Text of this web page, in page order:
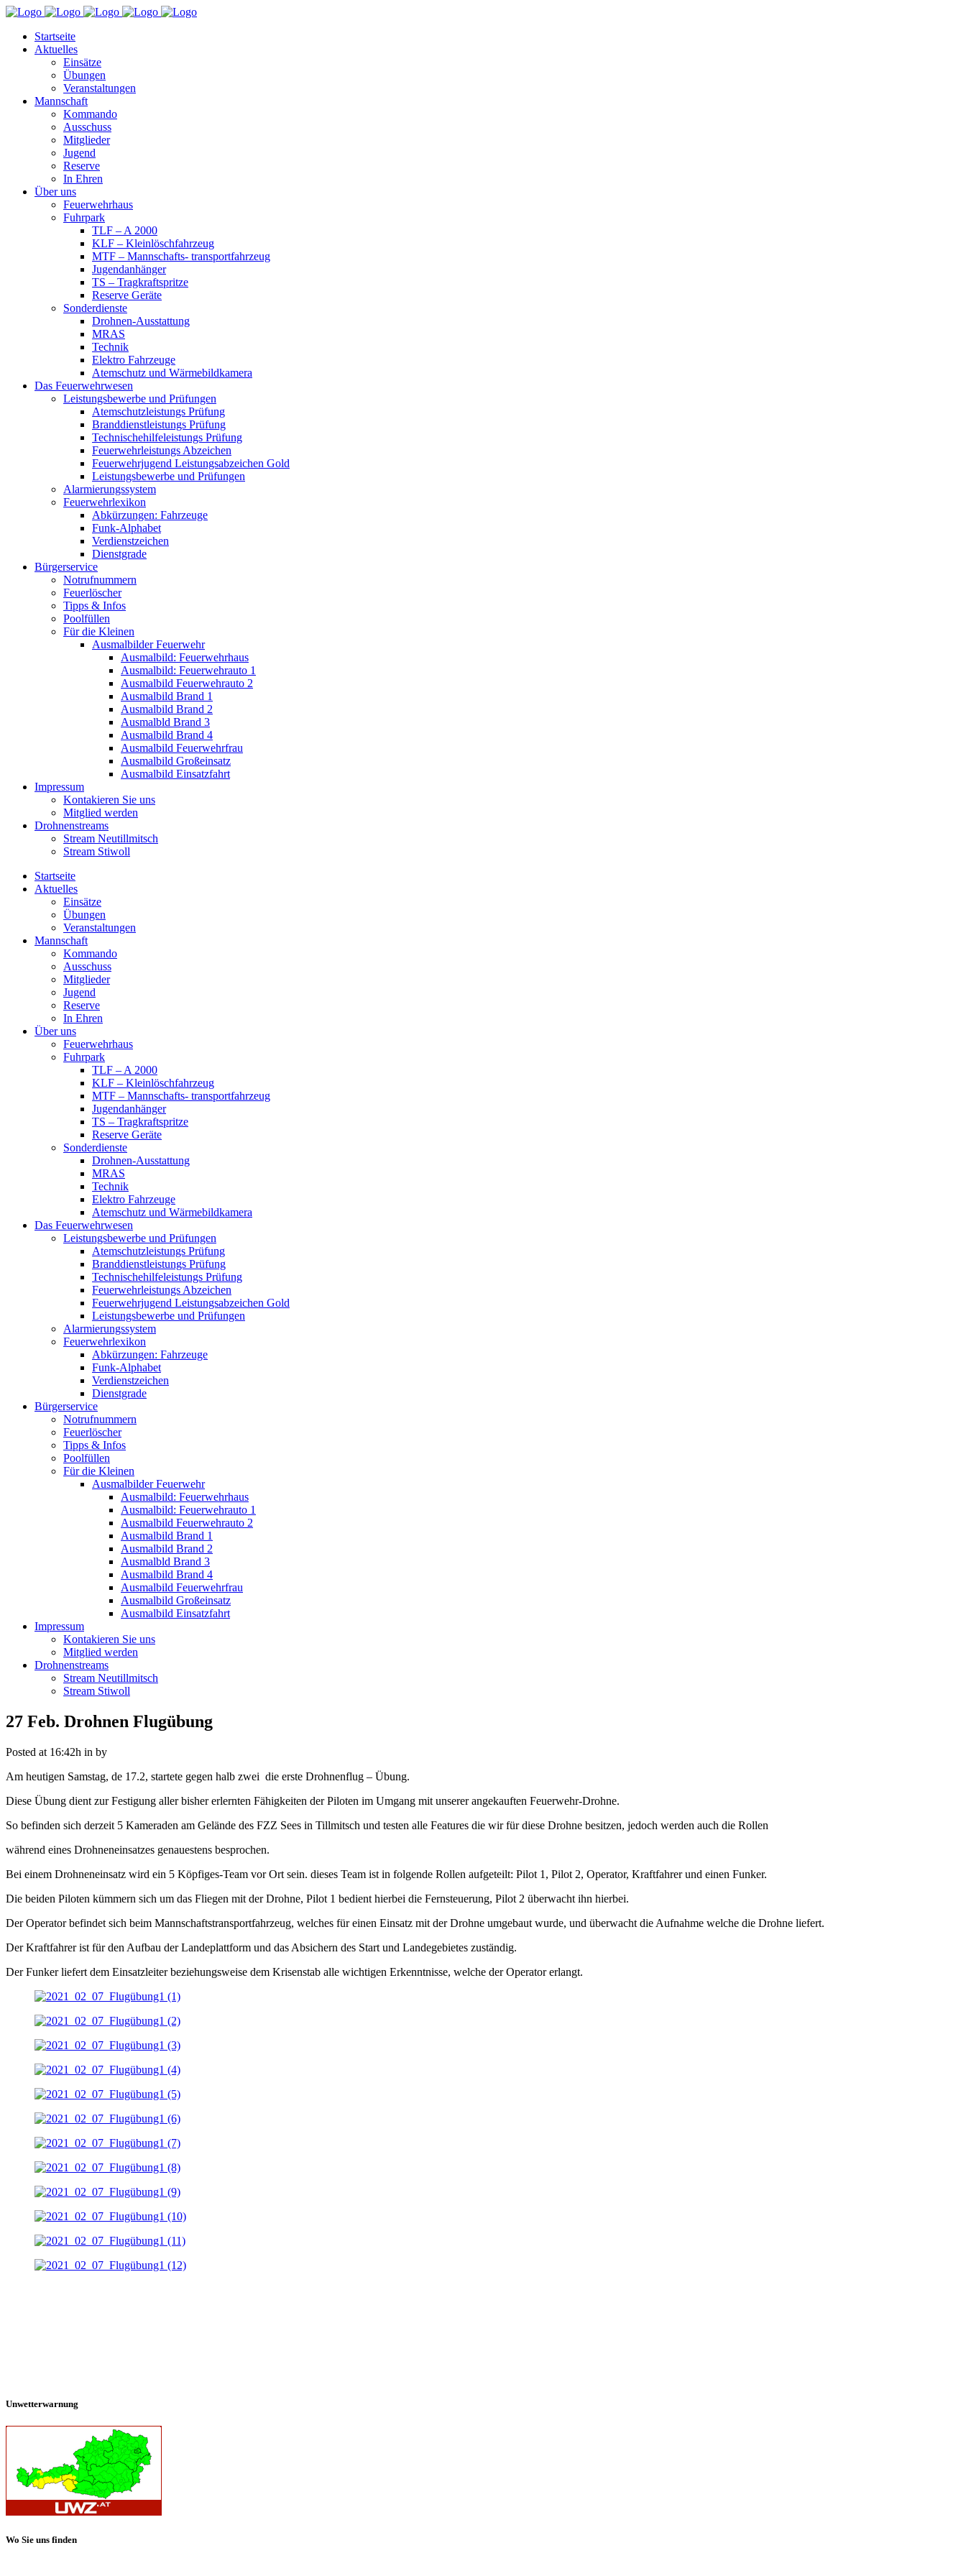
Startseite
Aktuelles
Einsätze
Übungen
Veranstaltungen
Mannschaft
Kommando
Ausschuss
Mitglieder
Jugend
Reserve
In Ehren
Über uns
Feuerwehrhaus
Fuhrpark
TLF – A 2000
KLF – Kleinlöschfahrzeug
MTF – Mannschafts- transportfahrzeug
Jugendanhänger
TS – Tragkraftspritze
Reserve Geräte
Sonderdienste
Drohnen-Ausstattung
MRAS
Technik
Elektro Fahrzeuge
Atemschutz und Wärmebildkamera
Das Feuerwehrwesen
Leistungsbewerbe und Prüfungen
Atemschutzleistungs Prüfung
Branddienstleistungs Prüfung
Technischehilfeleistungs Prüfung
Feuerwehrleistungs Abzeichen
Feuerwehrjugend Leistungsabzeichen Gold
Leistungsbewerbe und Prüfungen
Alarmierungssystem
Feuerwehrlexikon
Abkürzungen: Fahrzeuge
Funk-Alphabet
Verdienstzeichen
Dienstgrade
Bürgerservice
Notrufnummern
Feuerlöscher
Tipps & Infos
Poolfüllen
Für die Kleinen
Ausmalbilder Feuerwehr
Ausmalbild: Feuerwehrhaus
Ausmalbild: Feuerwehrauto 1
Ausmalbild Feuerwehrauto 2
Ausmalbild Brand 1
Ausmalbild Brand 2
Ausmalbld Brand 3
Ausmalbild Brand 4
Ausmalbild Feuerwehrfrau
Ausmalbild Großeinsatz
Ausmalbild Einsatzfahrt
Impressum
Kontakieren Sie uns
Mitglied werden
Drohnenstreams
Stream Neutillmitsch
Stream Stiwoll
Startseite
Aktuelles
Einsätze
Übungen
Veranstaltungen
Mannschaft
Kommando
Ausschuss
Mitglieder
Jugend
Reserve
In Ehren
Über uns
Feuerwehrhaus
Fuhrpark
TLF – A 2000
KLF – Kleinlöschfahrzeug
MTF – Mannschafts- transportfahrzeug
Jugendanhänger
TS – Tragkraftspritze
Reserve Geräte
Sonderdienste
Drohnen-Ausstattung
MRAS
Technik
Elektro Fahrzeuge
Atemschutz und Wärmebildkamera
Das Feuerwehrwesen
Leistungsbewerbe und Prüfungen
Atemschutzleistungs Prüfung
Branddienstleistungs Prüfung
Technischehilfeleistungs Prüfung
Feuerwehrleistungs Abzeichen
Feuerwehrjugend Leistungsabzeichen Gold
Leistungsbewerbe und Prüfungen
Alarmierungssystem
Feuerwehrlexikon
Abkürzungen: Fahrzeuge
Funk-Alphabet
Verdienstzeichen
Dienstgrade
Bürgerservice
Notrufnummern
Feuerlöscher
Tipps & Infos
Poolfüllen
Für die Kleinen
Ausmalbilder Feuerwehr
Ausmalbild: Feuerwehrhaus
Ausmalbild: Feuerwehrauto 1
Ausmalbild Feuerwehrauto 2
Ausmalbild Brand 1
Ausmalbild Brand 2
Ausmalbld Brand 3
Ausmalbild Brand 4
Ausmalbild Feuerwehrfrau
Ausmalbild Großeinsatz
Ausmalbild Einsatzfahrt
Impressum
Kontakieren Sie uns
Mitglied werden
Drohnenstreams
Stream Neutillmitsch
Stream Stiwoll
27 Feb. Drohnen Flugübung
Posted at 16:42h in by
Am heutigen Samstag, de 17.2, startete gegen halb zwei die erste Drohnenflug – Übung.
Diese Übung dient zur Festigung aller bisher erlernten Fähigkeiten der Piloten im Umgang mit unserer angekauften Feuerwehr-Drohne.
So befinden sich derzeit 5 Kameraden am Gelände des FZZ Sees in Tillmitsch und testen alle Features die wir für diese Drohne besitzen, jedoch werden auch die Rollen
während eines Drohneneinsatzes genauestens besprochen.
Bei einem Drohneneinsatz wird ein 5 Köpfiges-Team vor Ort sein. dieses Team ist in folgende Rollen aufgeteilt: Pilot 1, Pilot 2, Operator, Kraftfahrer und einen Funker.
Die beiden Piloten kümmern sich um das Fliegen mit der Drohne, Pilot 1 bedient hierbei die Fernsteuerung, Pilot 2 überwacht ihn hierbei.
Der Operator befindet sich beim Mannschaftstransportfahrzeug, welches für einen Einsatz mit der Drohne umgebaut wurde, und überwacht die Aufnahme welche die Drohne liefert.
Der Kraftfahrer ist für den Aufbau der Landeplattform und das Absichern des Start und Landegebietes zuständig.
Der Funker liefert dem Einsatzleiter beziehungsweise dem Krisenstab alle wichtigen Erkenntnisse, welche der Operator erlangt.
Unwetterwarnung
Wo Sie uns finden